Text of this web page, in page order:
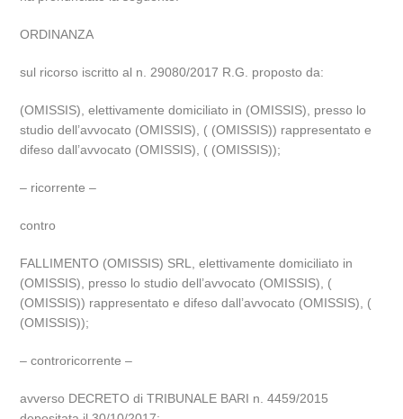
ORDINANZA
sul ricorso iscritto al n. 29080/2017 R.G. proposto da:
(OMISSIS), elettivamente domiciliato in (OMISSIS), presso lo
studio dell’avvocato (OMISSIS), ( (OMISSIS)) rappresentato e
difeso dall’avvocato (OMISSIS), ( (OMISSIS));
– ricorrente –
contro
FALLIMENTO (OMISSIS) SRL, elettivamente domiciliato in
(OMISSIS), presso lo studio dell’avvocato (OMISSIS), (
(OMISSIS)) rappresentato e difeso dall’avvocato (OMISSIS), (
(OMISSIS));
– controricorrente –
avverso DECRETO di TRIBUNALE BARI n. 4459/2015